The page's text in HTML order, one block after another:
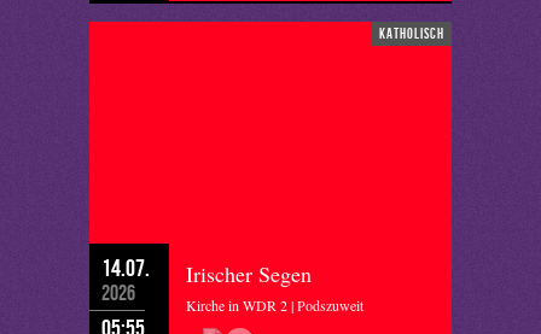
katholisch
14.07.
2026
05:55
Irischer Segen
Kirche in WDR 2 | Podszuweit